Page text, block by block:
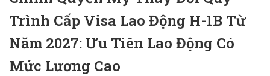
Trình Cấp Visa Lao Động H-1B Từ
Năm 2027: Ưu Tiên Lao Động Có
Mức Lương Cao